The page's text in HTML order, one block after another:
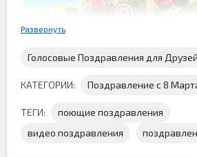
Поющее поздравление с 8 марта
Развернуть
Голосовые Поздравления для Друзей
КАТЕГОРИИ: Поздравление с 8
ТЕГИ:
поющие поздравления
видео поздравления